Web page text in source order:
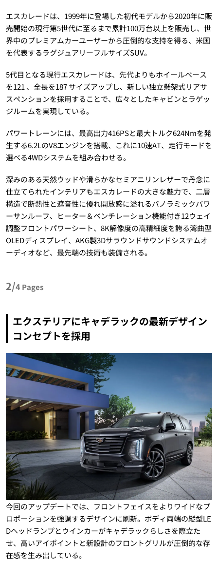
エスカレードは、1999年に登場した初代モデルから2020年に販
売開始の現行第5世代に至るまで累計100万台以上を販売し、世
界中のプレミアムカーユーザーから圧倒的な支持を得る、米国
を代表するラグジュアリーフルサイズSUV。
5代目となる現行エスカレードは、先代よりもホイールベース
を121 、全長を187 サイズアップし、新しい独立懸架式リアサ
スペンションを採用することで、広々としたキャビンとラゲッ
ジルームを実現している。
パワートレーンには、最高出力416PSと最大トルク624Nmを発
生する6.2LのV8エンジンを搭載、これに10速AT、走行モードを
選べる4WDシステムを組み合わせる。
深みのある天然ウッドや滑らかなセミアニリンレザーで丹念に
仕立てられたインテリアもエスカレードの大きな魅力で、二層
構造で断熱性と遮音性に優れ開放感に溢れるパノラミックパワ
ーサンルーフ、ヒーター＆ベンチレーション機能付き12ウェイ
調整フロントパワーシート、8K解像度の高精細度を誇る湾曲型
OLEDディスプレイ、AKG製3Dサラウンドサウンドシステムオ
ーディオなど、最先端の技術も装備される。
2/4 Pages
エクステリアにキャデラックの最新デザイン
コンセプトを採用
今回のアップデートでは、フロントフェイスをよりワイドなプ
ロポーションを強調するデザインに刷新。ボディ両端の縦型LE
Dヘッドランプとウインカーがキャデラックらしさを際立た
せ、高いアイポイントと新設計のフロントグリルが圧倒的な存
在感を生み出している。